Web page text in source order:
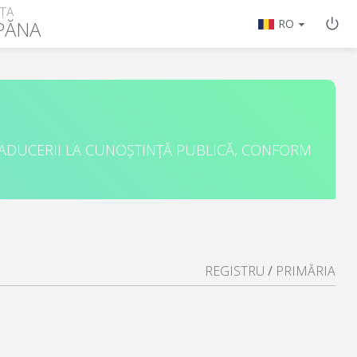
RO
LA CUNOȘTINȚĂ PUBLICĂ, CONFORM
REGISTRU / PRIMĂRIA